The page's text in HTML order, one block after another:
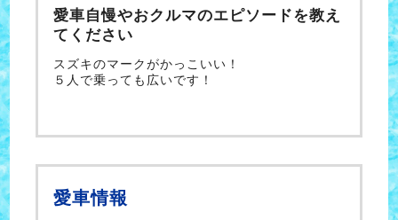
愛車自慢やおクルマのエピソードを教え
てください
スズキのマークがかっこいい！
５人で乗っても広いです！
愛車情報